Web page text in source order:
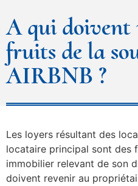
A qui doivent
fruits de la
AIRBNB ?
Les loyers résultant des
locataire principal sont des
immobilier relevant de son
doivent revenir au